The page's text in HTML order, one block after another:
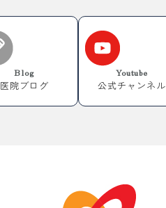
Blog
医院ブログ
Youtube
公式チャンネル